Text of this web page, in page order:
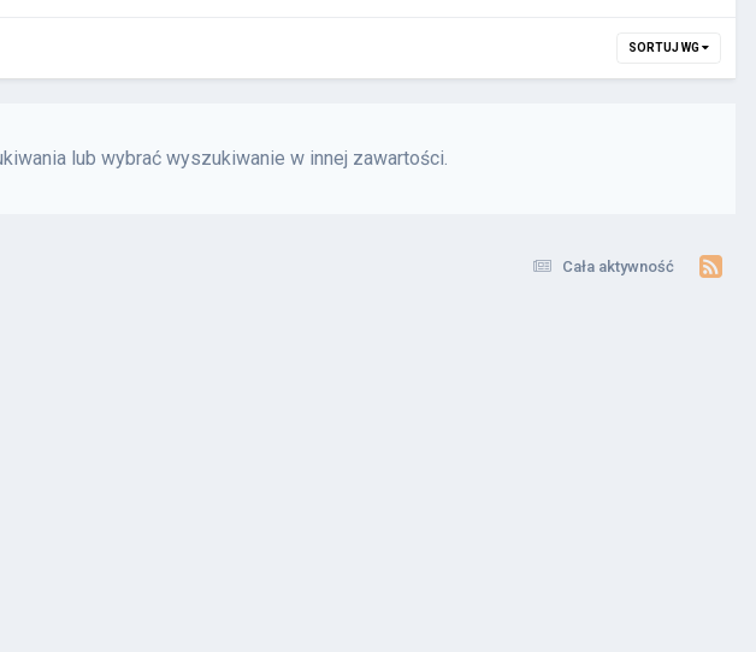
SORTUJ WG
lub wybrać wyszukiwanie w innej zawartości.
Cała aktywność